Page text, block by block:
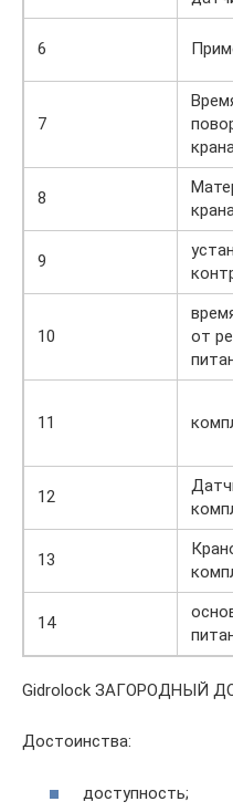
6
7
8
9
10
от
11
12
13
14
Gidrolock ЗАГОРОДНЫЙ
Достоинства:
доступность;